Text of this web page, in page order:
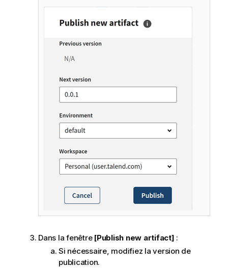
s
Dans la fenêtre [Publish new artifact] :
Si nécessaire, modifiez la version de
publication.